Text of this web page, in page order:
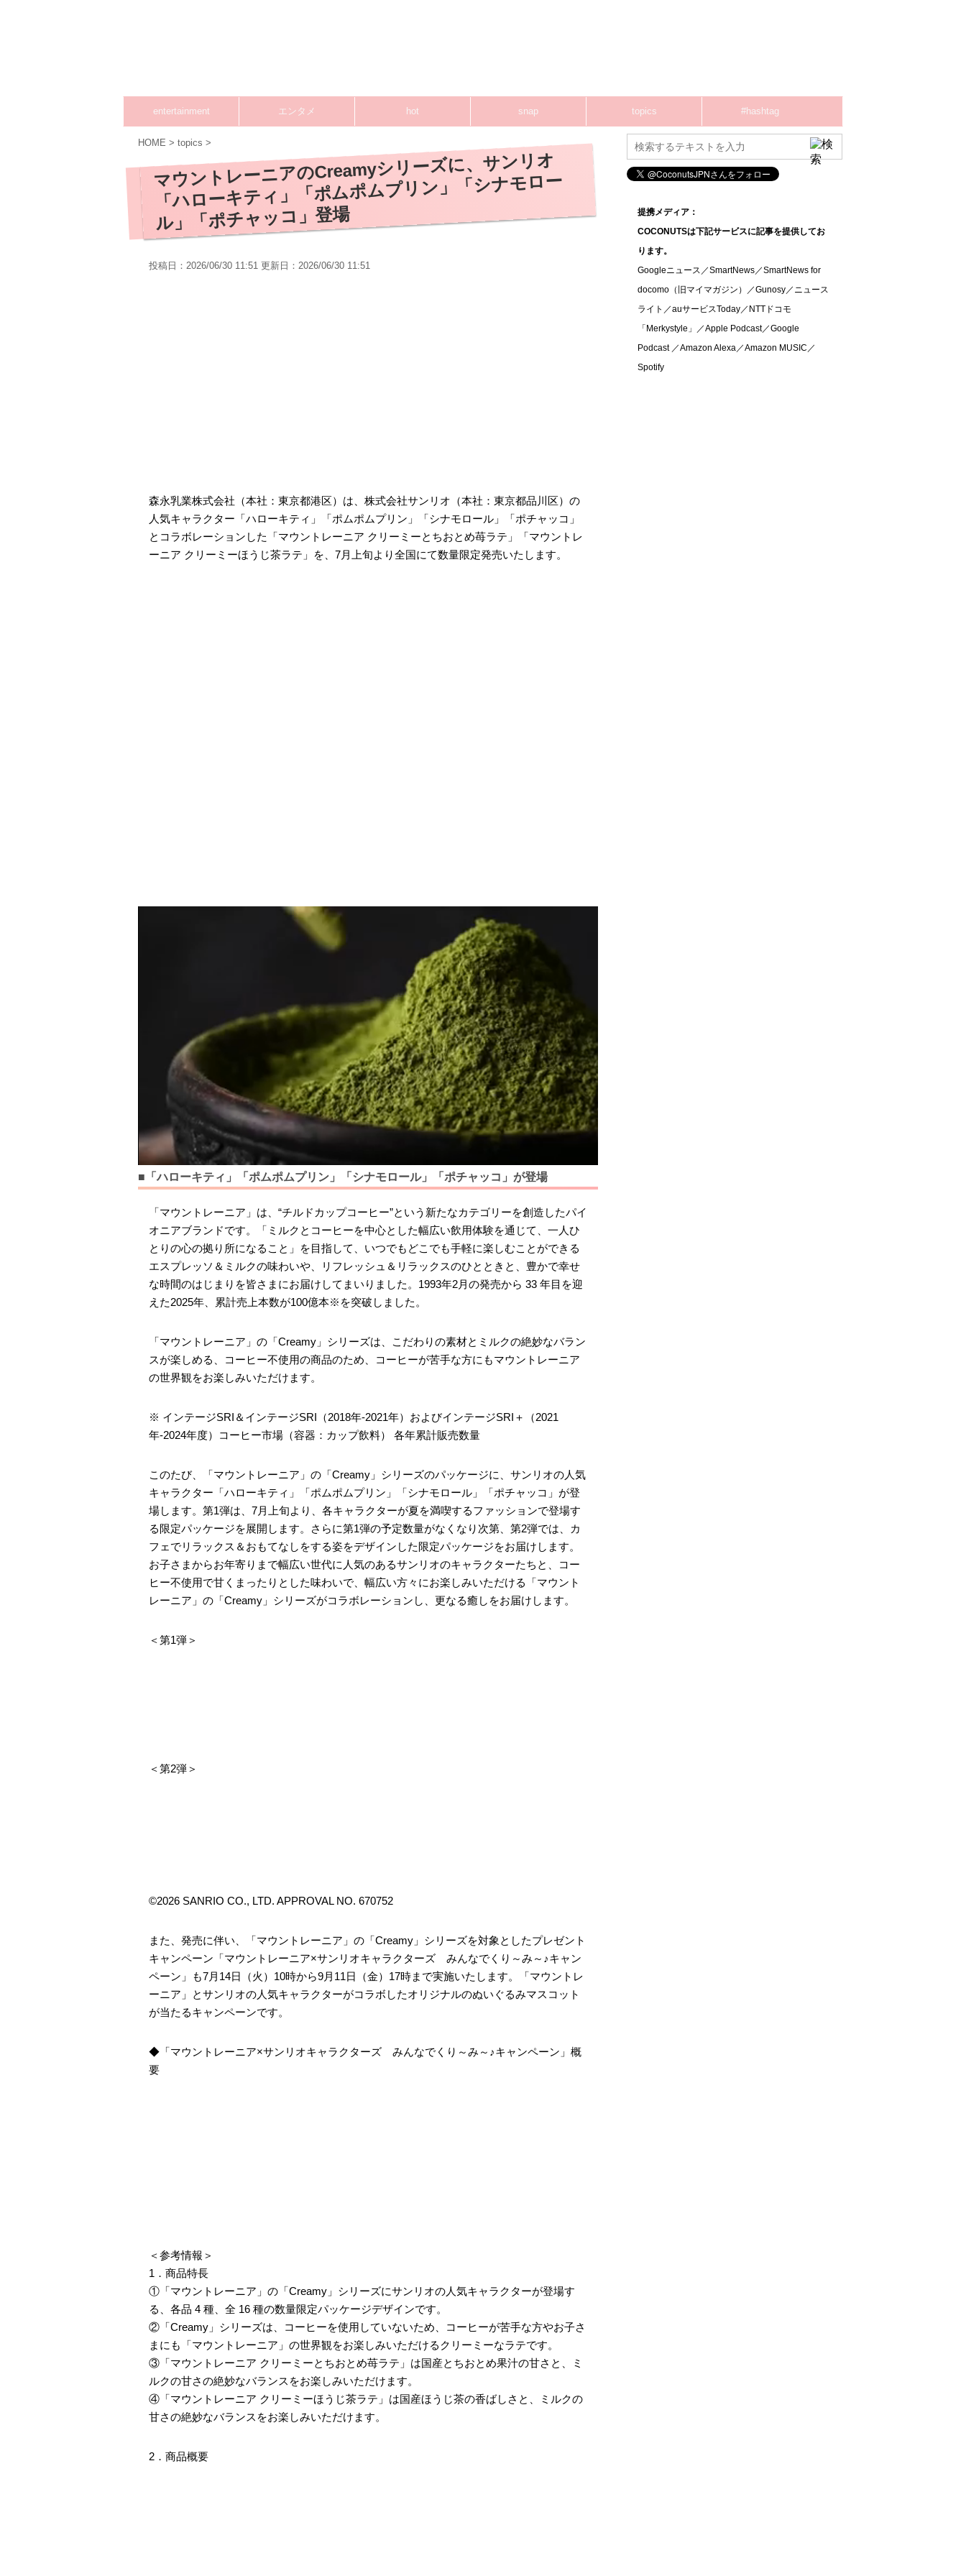
entertainment エンタメ hot snap topics #hashtag
HOME > topics >
マウントレーニアのCreamyシリーズに、サンリオ
「ハローキティ」「ポムポムプリン」「シナモロー
ル」「ポチャッコ」登場
投稿日：2026/06/30 11:51 更新日： 2026/06/30 11:51
森永乳業株式会社（本社：東京都港区）は、株式会社サンリオ（本社：東京都品川区）の
人気キャラクター「ハローキティ」「ポムポムプリン」「シナモロール」「ポチャッコ」
とコラボレーションした「マウントレーニア クリーミーとちおとめ苺ラテ」「マウントレ
ーニア クリーミーほうじ茶ラテ」を、7月上旬より全国にて数量限定発売いたします。
■「ハローキティ」「ポムポムプリン」「シナモロール」「ポチャッコ」が登場
「マウントレーニア」は、“チルドカップコーヒー”という新たなカテゴリーを創造したパイ
オニアブランドです。「ミルクとコーヒーを中心とした幅広い飲用体験を通じて、一人ひ
とりの心の拠り所になること」を目指して、いつでもどこでも手軽に楽しむことができる
エスプレッソ＆ミルクの味わいや、リフレッシュ＆リラックスのひとときと、豊かで幸せ
な時間のはじまりを皆さまにお届けしてまいりました。1993年2月の発売から 33 年目を迎
えた2025年、累計売上本数が100億本※を突破しました。
「マウントレーニア」の「Creamy」シリーズは、こだわりの素材とミルクの絶妙なバラン
スが楽しめる、コーヒー不使用の商品のため、コーヒーが苦手な方にもマウントレーニア
の世界観をお楽しみいただけます。
※ インテージSRI＆インテージSRI（2018年-2021年）およびインテージSRI＋（2021
年-2024年度）コーヒー市場（容器：カップ飲料） 各年累計販売数量
このたび、「マウントレーニア」の「Creamy」シリーズのパッケージに、サンリオの人気
キャラクター「ハローキティ」「ポムポムプリン」「シナモロール」「ポチャッコ」が登
場します。第1弾は、7月上旬より、各キャラクターが夏を満喫するファッションで登場す
る限定パッケージを展開します。さらに第1弾の予定数量がなくなり次第、第2弾では、カ
フェでリラックス＆おもてなしをする姿をデザインした限定パッケージをお届けします。
お子さまからお年寄りまで幅広い世代に人気のあるサンリオのキャラクターたちと、コー
ヒー不使用で甘くまったりとした味わいで、幅広い方々にお楽しみいただける「マウント
レーニア」の「Creamy」シリーズがコラボレーションし、更なる癒しをお届けします。
＜第1弾＞
＜第2弾＞
©2026 SANRIO CO., LTD. APPROVAL NO. 670752
また、発売に伴い、「マウントレーニア」の「Creamy」シリーズを対象としたプレゼント
キャンペーン「マウントレーニア×サンリオキャラクターズ みんなでくり～み～♪キャン
ペーン」も7月14日（火）10時から9月11日（金）17時まで実施いたします。「マウントレ
ーニア」とサンリオの人気キャラクターがコラボしたオリジナルのぬいぐるみマスコット
が当たるキャンペーンです。
◆「マウントレーニア×サンリオキャラクターズ みんなでくり～み～♪キャンペーン」概
要
＜参考情報＞
1．商品特長
①「マウントレーニア」の「Creamy」シリーズにサンリオの人気キャラクターが登場す
る、各品 4 種、全 16 種の数量限定パッケージデザインです。
②「Creamy」シリーズは、コーヒーを使用していないため、コーヒーが苦手な方やお子さ
まにも「マウントレーニア」の世界観をお楽しみいただけるクリーミーなラテです。
③「マウントレーニア クリーミーとちおとめ苺ラテ」は国産とちおとめ果汁の甘さと、ミ
ルクの甘さの絶妙なバランスをお楽しみいただけます。
④「マウントレーニア クリーミーほうじ茶ラテ」は国産ほうじ茶の香ばしさと、ミルクの
甘さの絶妙なバランスをお楽しみいただけます。
2．商品概要
提携メディア：
COCONUTSは下記サービスに記事を提供してお
ります。
Googleニュース／SmartNews／SmartNews for
docomo（旧マイマガジン）／Gunosy／ニュース
ライト／auサービスToday／NTTドコモ
「Merkystyle」／Apple Podcast／Google
Podcast ／Amazon Alexa／Amazon MUSIC／
Spotify